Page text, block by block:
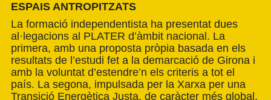
ESPAIS ANTROPITZATS
La formació independentista ha presentat dues
al·legacions al PLATER d’àmbit nacional. La
primera, amb una proposta pròpia basada en els
resultats de l’estudi fet a la demarcació de Girona i
amb la voluntat d’estendre’n els criteris a tot el
país. La segona, impulsada per la Xarxa per una
Transició Energètica Justa, de caràcter més global.